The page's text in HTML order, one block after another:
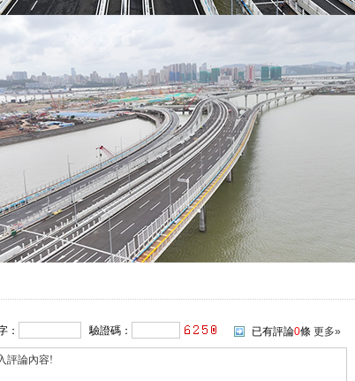
： 驗證碼： 已有評論0條 更多»